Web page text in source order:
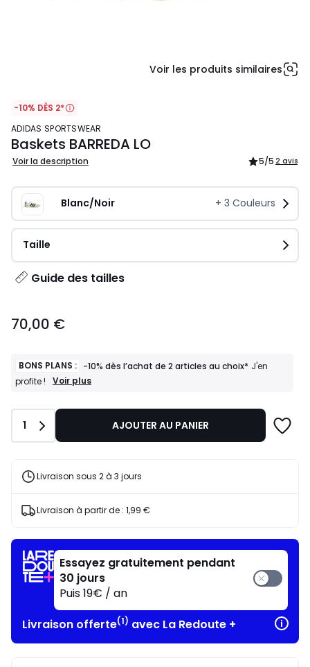
Voir les produits similaires
-10% DÈS 2*
ADIDAS SPORTSWEAR
Baskets BARREDA LO
Voir la description 5/5 2 avis
Blanc/Noir + 3 Couleurs
Taille
Guide des tailles
€.
70,00 €
BONS PLANS : -10% dès l’achat de 2 articles au choix* J'en
profite !
BONS
-10%
l’achat
articles
J'en
Voir plus
Quantité
1 AJOUTER AU PANIER
Livraison sous 2 à 3 jours
Livraison à partir de : 1,99 €
Essayez gratuitement pendant
30 jours
Puis 19€ / an
Livraison offerte(1) avec La Redoute +